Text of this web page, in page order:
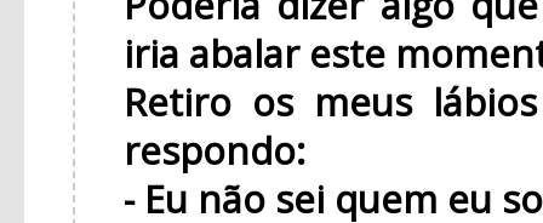
iria abalar este
Retiro os meus
respondo:
- Eu não sei quem eu